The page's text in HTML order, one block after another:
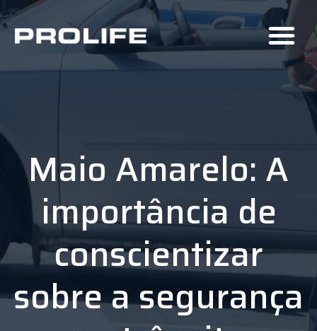
Maio Amarelo: A
importância de
conscientizar
sobre a segurança